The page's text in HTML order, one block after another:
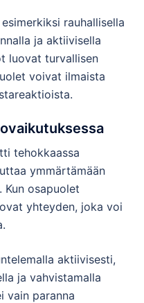
rauhallisella
ja aktiivisella
luovat turvallisen
voivat ilmaista
tehokkaassa
ymmärtämään
osapuolet
yhteyden, joka voi
aktiivisesti,
ja vahvistamalla
vain paranna